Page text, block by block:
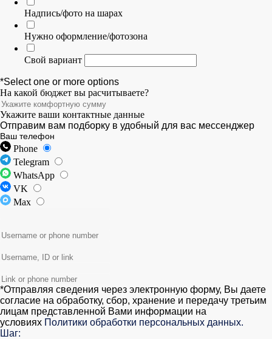
Надпись/фото на шарах
Нужно оформление/фотозона
Свой вариант
*Select one or more options
На какой бюджет вы расчитываете?
Укажите ваши контактные данные
Отправим вам подборку в удобный для вас мессенджер
Ваш телефон
Phone
Telegram
WhatsApp
VK
Max
*Отправляя сведения через электронную форму, Вы даете
согласие на обработку, сбор, хранение и передачу третьим
лицам представленной Вами информации на
условиях Политики обработки персональных данных.
Шаг: